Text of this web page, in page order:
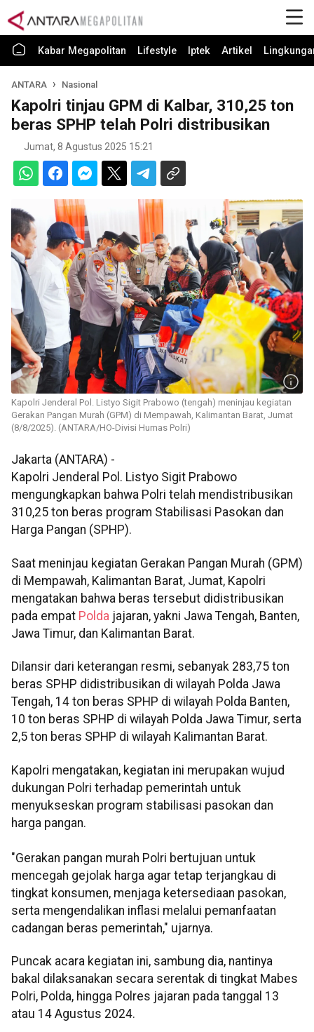
Kabar Megapolitan Lifestyle Iptek Artikel
ANTARA Nasional
Kapolri tinjau GPM di Kalbar, 310,25 ton
beras SPHP telah Polri distribusikan
Jumat, 8 Agustus 2025 15:21
Kapolri Jenderal Pol. Listyo Sigit Prabowo (tengah) meninjau kegiatan
Gerakan Pangan Murah (GPM) di Mempawah, Kalimantan Barat, Jumat
(8/8/2025). (ANTARA/HO-Divisi Humas Polri)
Jakarta (ANTARA) -
Kapolri Jenderal Pol. Listyo Sigit Prabowo
mengungkapkan bahwa Polri telah mendistribusikan
310,25 ton beras program Stabilisasi Pasokan dan
Harga Pangan (SPHP).
Saat meninjau kegiatan Gerakan Pangan Murah (GPM)
di Mempawah, Kalimantan Barat, Jumat, Kapolri
mengatakan bahwa beras tersebut didistribusikan
pada empat Polda jajaran, yakni Jawa Tengah, Banten,
Jawa Timur, dan Kalimantan Barat.
Dilansir dari keterangan resmi, sebanyak 283,75 ton
beras SPHP didistribusikan di wilayah Polda Jawa
Tengah, 14 ton beras SPHP di wilayah Polda Banten,
10 ton beras SPHP di wilayah Polda Jawa Timur, serta
2,5 ton beras SPHP di wilayah Kalimantan Barat.
Kapolri mengatakan, kegiatan ini merupakan wujud
dukungan Polri terhadap pemerintah untuk
menyukseskan program stabilisasi pasokan dan
harga pangan.
"Gerakan pangan murah Polri bertujuan untuk
mencegah gejolak harga agar tetap terjangkau di
tingkat konsumen, menjaga ketersediaan pasokan,
serta mengendalikan inflasi melalui pemanfaatan
cadangan beras pemerintah," ujarnya.
Puncak acara kegiatan ini, sambung dia, nantinya
bakal dilaksanakan secara serentak di tingkat Mabes
Polri, Polda, hingga Polres jajaran pada tanggal 13
atau 14 Agustus 2024.